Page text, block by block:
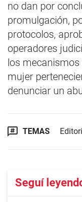
no dan por
promulgación,
protocolos,
operadores
los
mujer
denunciar un
TEMAS
Seguí